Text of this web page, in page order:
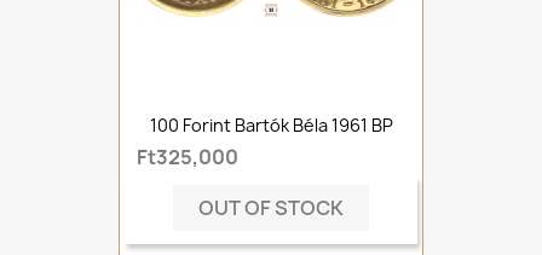
100 Forint Bartók Béla 1961 BP
Ft325,000
OUT OF STOCK